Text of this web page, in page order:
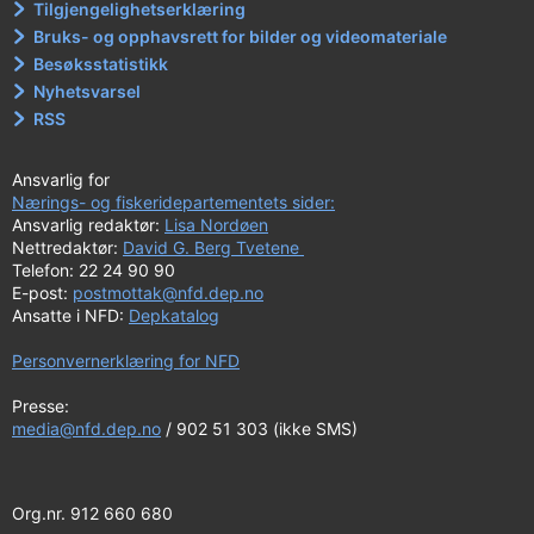
Tilgjengelighetserklæring
Bruks- og opphavsrett for bilder og videomateriale
Besøksstatistikk
Nyhetsvarsel
RSS
Ansvarlig for
Nærings- og fiskeridepartementets sider:
Ansvarlig redaktør: Lisa Nordøen
Nettredaktør: David G. Berg Tvetene
Telefon: 22 24 90 90
E-post: postmottak@nfd.dep.no
Ansatte i NFD: Depkatalog
Personvernerklæring for NFD
Presse:
media@nfd.dep.no / 902 51 303 (ikke SMS)
Org.nr. 912 660 680